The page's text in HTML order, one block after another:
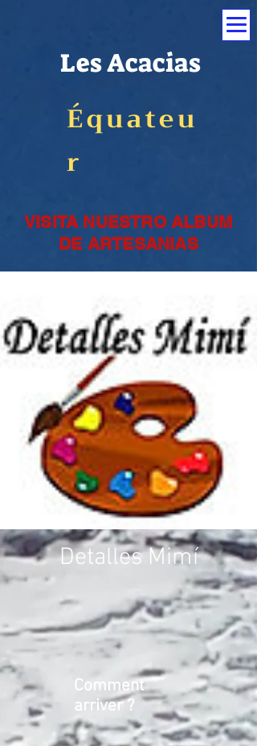
Les Acacias
Équateu
r
VISITA NUESTRO ALBUM
DE ARTESANIAS
Detalles Mimí
Comment
arriver ?